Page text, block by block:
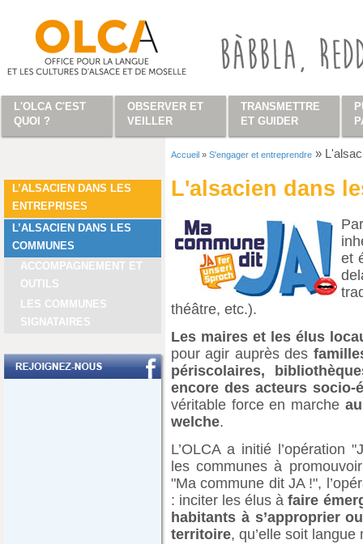
L’ALSACIEN DANS LES
ENTREPRISES
L’ALSACIEN DANS LES
COMMUNES
ACCOMPAGNEMENT ET
OUTILS
LES COMMUNES
SIGNATAIRES
Vous êtes ici
Accueil » S'engager et entreprendre »
L'alsacien dans
et
théâtre, etc.).
Les maires et les élus
pour agir auprès des
périscolaires,
encore des acteurs socio-
véritable force en marche
welche.
L’OLCA a initié l’opération
les communes à
"Ma commune dit JA !",
: inciter les élus àfaire
habitants à s’approprier
territoire, qu’elle soit
L'OLCA C'EST
QUOI ?
OBSERVER ET
VEILLER
TRANSMETTRE
ET GUIDER